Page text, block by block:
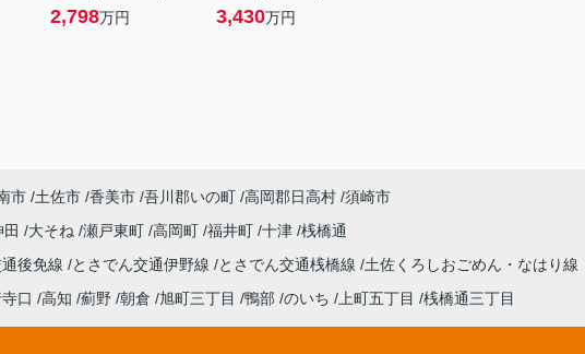
2,798万円 3,430万円
市 土佐市 香美市 吾川郡いの町 高岡郡日高村 須崎市
大そね 瀬戸東町 高岡町 福井町 十津 桟橋通
後免線 とさでん交通伊野線 とさでん交通桟橋線
土佐くろしおごめん・なはり線
口 高知 薊野 朝倉 旭町三丁目 鴨部 のいち 上町五丁目 桟橋通三丁目